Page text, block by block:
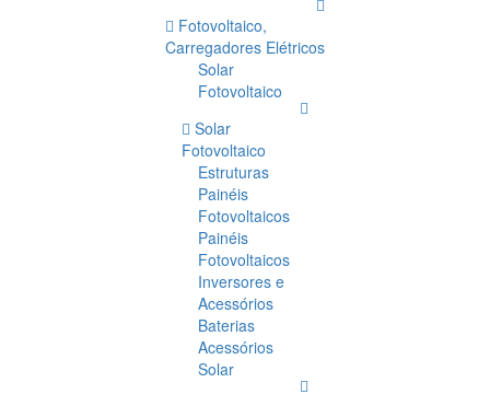
Fotovoltaico,
Carregadores Elétricos
Solar
Fotovoltaico
Solar
Fotovoltaico
Estruturas
Painéis
Fotovoltaicos
Painéis
Fotovoltaicos
Inversores e
Acessórios
Baterias
Acessórios
Solar